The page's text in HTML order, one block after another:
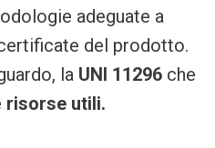
adeguate a
del prodotto.
la UNI 11296 che
risorse utili.